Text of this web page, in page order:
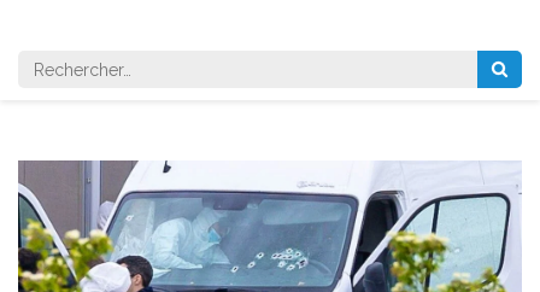
Rechercher